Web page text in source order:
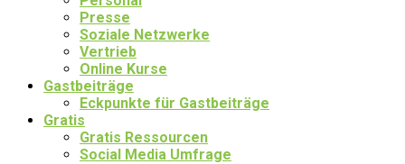
Presse
Soziale Netzwerke
Vertrieb
Online Kurse
Gastbeiträge
Eckpunkte für Gastbeiträge
Gratis
Gratis Ressourcen
Social Media Umfrage